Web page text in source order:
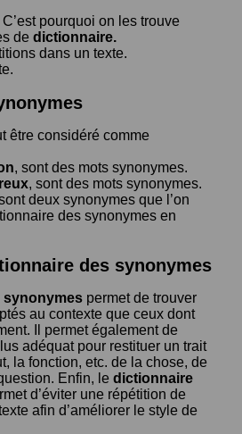
pourquoi on les trouve
de dictionnaire.
dans un texte.
être considéré comme
, sont des mots synonymes.
, sont des mots synonymes.
deux synonymes que l’on
des synonymes en
des synonymes
synonymes permet de trouver
au contexte que ceux dont
Il permet également de
adéquat pour restituer un trait
la fonction, etc. de la chose, de
Enfin, le dictionnaire
d’éviter une répétition de
afin d’améliorer le style de